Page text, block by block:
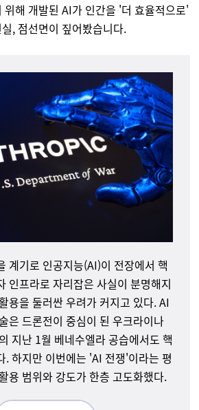
위해 개발된 AI가 인간을 '더 효율적으로'
, 점선면이 짚어봤습니다.
계기로 인공지능(AI)이 전장에서 핵
인프라로 자리잡은 사실이 분명해지
용을 둘러싼 우려가 커지고 있다.AI
은 드론전이 중심이 된 우크라이나
지난 1월 베네수엘라 공습에서도 핵
.하지만 이번에는 'AI 전쟁'이라는 평
용 범위와 강도가 한층 고도화했다.